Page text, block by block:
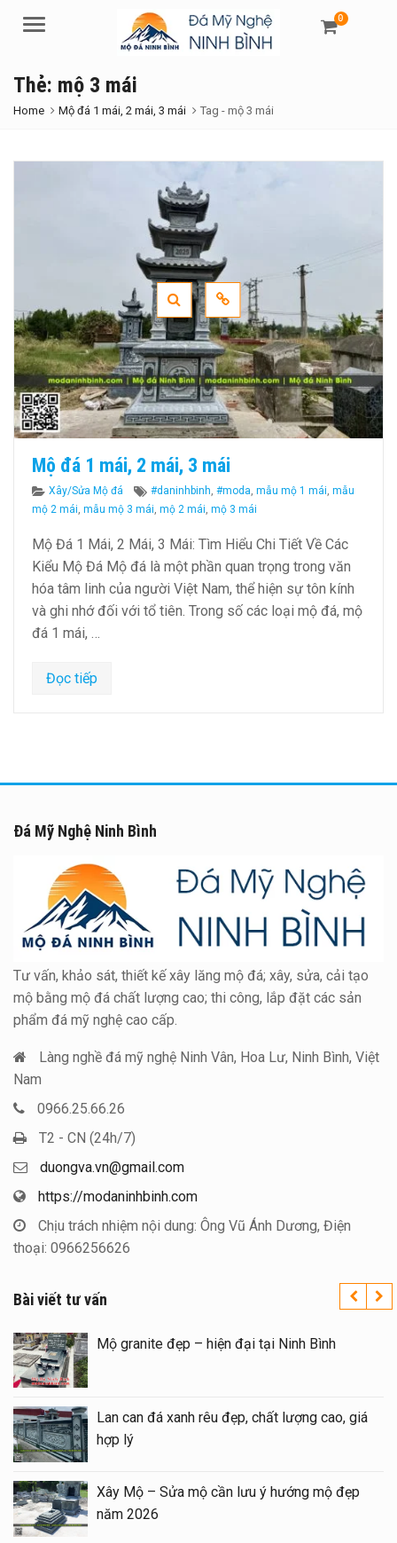
Menu
0
Thẻ: mộ 3 mái
Home Mộ đá 1 mái, 2 mái, 3 mái Tag - mộ 3 mái
Mộ đá 1 mái, 2 mái, 3 mái
Categories
Xây/Sửa Mộ đá Tags
#daninhbinh, #moda, mẫu mộ 1 mái, mẫu
mộ 2 mái, mẫu mộ 3 mái, mộ 2 mái, mộ 3 mái
Mộ Đá 1 Mái, 2 Mái, 3 Mái: Tìm Hiểu Chi Tiết Về Các
Kiểu Mộ Đá Mộ đá là một phần quan trọng trong văn
hóa tâm linh của người Việt Nam, thể hiện sự tôn kính
và ghi nhớ đối với tổ tiên. Trong số các loại mộ đá, mộ
đá 1 mái, …
Đọc tiếp
Đá Mỹ Nghệ Ninh Bình
Tư vấn, khảo sát, thiết kế xây lăng mộ đá; xây, sửa, cải tạo
mộ bằng mộ đá chất lượng cao; thi công, lắp đặt các sản
phẩm đá mỹ nghệ cao cấp.
Làng nghề đá mỹ nghệ Ninh Vân, Hoa Lư, Ninh Bình, Việt
Nam
0966.25.66.26
T2 - CN (24h/7)
duongva.vn@gmail.com
https://modaninhbinh.com
Chịu trách nhiệm nội dung: Ông Vũ Ánh Dương, Điện
thoại: 0966256626
Bài viết tư vấn
trên toàn quốc – Đá
1 mái đẹp tại Ninh
– sửa Mộ bằng Mẫu
Mộ granite đẹp – hiện
Lan can đá xanh rêu
Xây Mộ – Sửa mộ cần